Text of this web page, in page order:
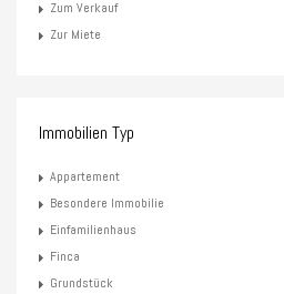
Zum Verkauf
Zur Miete
Immobilien Typ
Appartement
Besondere Immobilie
Einfamilienhaus
Finca
Grundstück